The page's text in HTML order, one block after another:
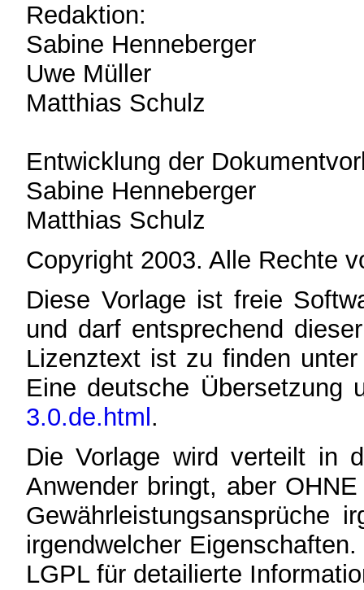
Redaktion:
Sabine Henneberger
Uwe Müller
Matthias Schulz
Entwicklung der
Sabine Henneberger
Matthias Schulz
Copyright 2003. Alle Rechte
Diese Vorlage ist freie
und darf entsprechend
Lizenztext ist zu finden
Eine deutsche Übersetzung
3.0.de.html .
Die Vorlage wird verteilt in
Anwender bringt, aber
Gewährleistungsansprüche
irgendwelcher
LGPL für detailierte